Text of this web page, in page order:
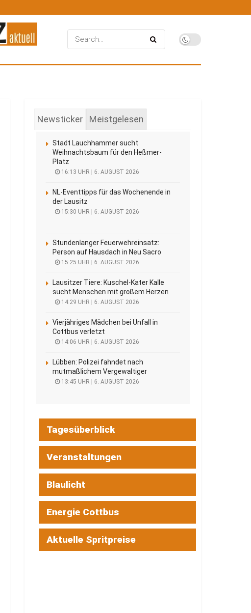
Newsticker Meistgelesen
Stadt Lauchhammer sucht
Weihnachtsbaum für den Heßmer-
Platz
16:13 UHR | 6. AUGUST 2026
NL-Eventtipps für das Wochenende in
der Lausitz
15:30 UHR | 6. AUGUST 2026
Stundenlanger Feuerwehreinsatz:
Person auf Hausdach in Neu Sacro
15:25 UHR | 6. AUGUST 2026
Lausitzer Tiere: Kuschel-Kater Kalle
sucht Menschen mit großem Herzen
14:29 UHR | 6. AUGUST 2026
Vierjähriges Mädchen bei Unfall in
Cottbus verletzt
14:06 UHR | 6. AUGUST 2026
Lübben: Polizei fahndet nach
mutmaßlichem Vergewaltiger
13:45 UHR | 6. AUGUST 2026
Tagesüberblick
Veranstaltungen
Blaulicht
Energie Cottbus
Aktuelle Spritpreise